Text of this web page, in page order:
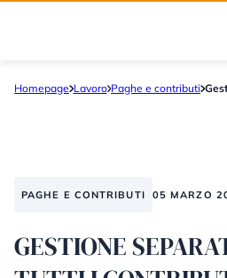
Homepage Lavoro Paghe e contributi
PAGHE E CONTRIBUTI 05 MARZO
GESTIONE